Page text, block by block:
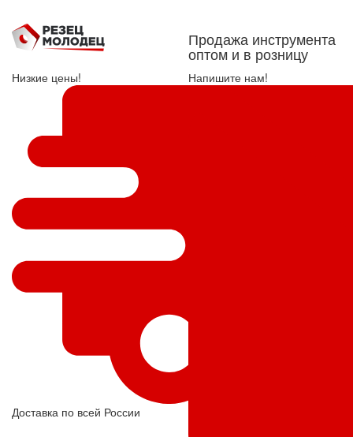
Продажа инструмента
оптом и в розницу
Низкие цены!
Доставка по всей России
Напишите нам!